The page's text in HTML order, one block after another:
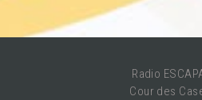
Radio
Cour des